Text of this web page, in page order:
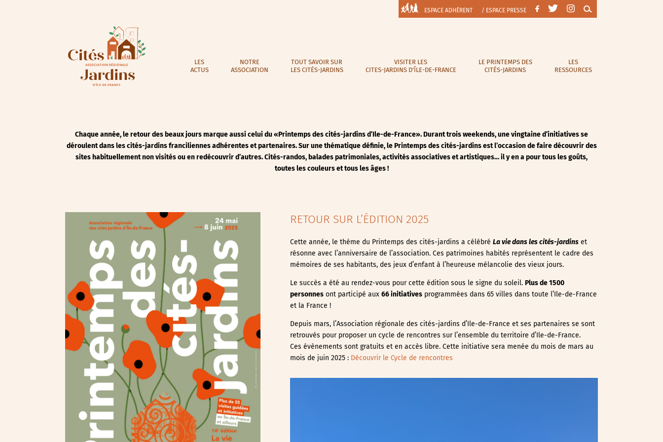
ESPACE ADHÉRENT / ESPACE PRESSE
LES
ACTUS
NOTRE
ASSOCIATION
TOUT SAVOIR SUR
LES CITÉS-JARDINS
VISITER LES
CITES-JARDINS D’ÎLE-DE-FRANCE
LE PRINTEMPS DES
CITÉS-JARDINS
LES
RESSOURCES
Chaque année, le retour des beaux jours marque aussi celui du «Printemps des cités-jardins d’Ile-de-France». Durant trois weekends, une vingtaine d’initiatives se
déroulent dans les cités-jardins franciliennes adhérentes et partenaires. Sur une thématique définie, le Printemps des cités-jardins est l’occasion de faire découvrir des
sites habituellement non visités ou en redécouvrir d’autres. Cités-randos, balades patrimoniales, activités associatives et artistiques… il y en a pour tous les goûts,
toutes les couleurs et tous les âges !
RETOUR SUR L’ÉDITION 2025
Cette année, le thème du Printemps des cités-jardins a célébré La vie dans les cités-jardinset
résonne avec l’anniversaire de l’association. Ces patrimoines habités représentent le cadre des
mémoires de ses habitants, des jeux d’enfant à l’heureuse mélancolie des vieux jours.
Le succès a été au rendez-vous pour cette édition sous le signe du soleil. Plus de 1500
personnesont participé aux 66 initiativesprogrammées dans 65 villes dans toute l’Ile-de-France
et la France !
Depuis mars, l’Association régionale des cités-jardins d’Ile-de-France et ses partenaires se sont
retrouvés pour proposer un cycle de rencontres sur l’ensemble du territoire d’Ile-de-France.
Ces évènements sont gratuits et en accès libre. Cette initiative sera menée du mois de mars au
mois de juin 2025 : Découvrir le Cycle de rencontres